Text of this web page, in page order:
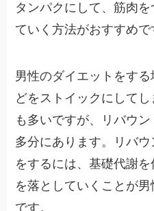
タンパクにして、筋肉
ていく方法がおすすめで
男性のダイエットをす
どをストイックにして
も多いですが、リバウ
多分にあります。リバ
をするには、基礎代謝
を落としていくことが
です。